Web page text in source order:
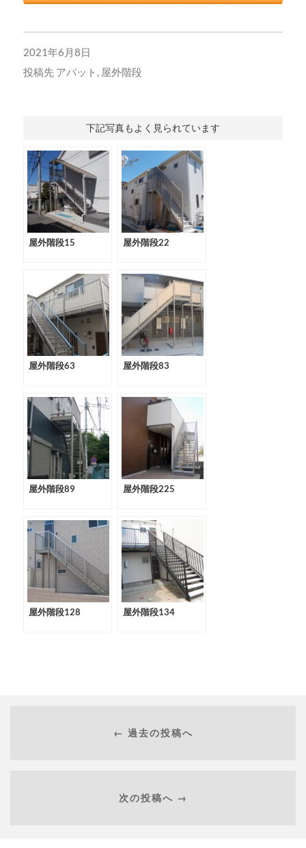
2021年6月8日
投稿先 アパット 屋外階段
下記写真もよく見られています
屋外階段15 屋外階段22
屋外階段63 屋外階段83
屋外階段89 屋外階段225
屋外階段128 屋外階段134
← 過去の投稿へ
次の投稿へ →